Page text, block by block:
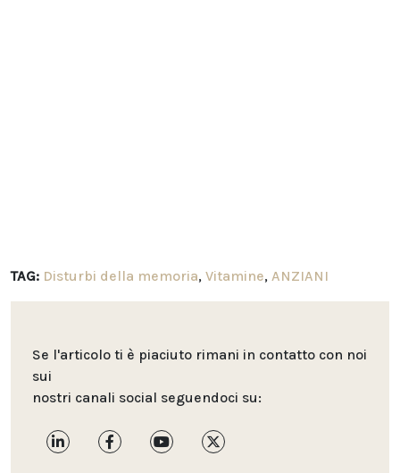
TAG: Disturbi della memoria, Vitamine, ANZIANI
Se l'articolo ti è piaciuto rimani in contatto con noi
sui
nostri canali social seguendoci su: